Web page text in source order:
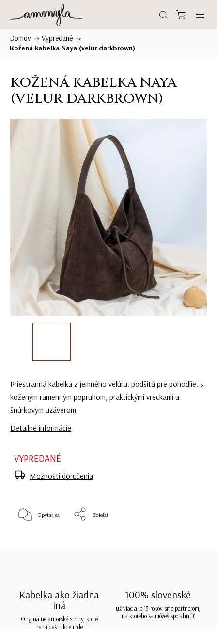
Domov / Vypredané /
Kožená kabelka Naya (velur darkbrown)
KOŽENÁ KABELKA NAYA
(VELUR DARKBROWN)
Priestranná kabelka z jemného velúru, podšitá pre pohodlie, s
koženým ramenným popruhom, praktickými vreckami a
šnúrkovým uzáverom.
Detailné informácie
VYPREDANÉ
Možnosti doručenia
Opýtať sa Zdieľať
Kabelka ako žiadna
iná
Originálne autorské strihy, ktoré
nenájdeš nikde inde
100% slovenské
už viac ako 15 rokov sme partnerom,
na ktorého sa môžeš spoľahnúť